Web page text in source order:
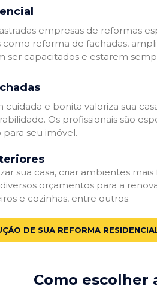
empresas de reformas
reforma de fachadas,
ser capacitados e estarem
cuidada e bonita valoriza sua
Os profissionais são
seu imóvel.
sua casa, criar ambientes
orçamentos para a
e cozinhas, entre outros.
DE SUA REFORMA
Como escolher